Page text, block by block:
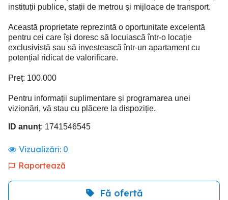
instituții publice, stații de metrou și mijloace de transport.
Această proprietate reprezintă o oportunitate excelentă
pentru cei care își doresc să locuiască într-o locație
exclusivistă sau să investească într-un apartament cu
potențial ridicat de valorificare.
Preț: 100.000
Pentru informații suplimentare și programarea unei
vizionări, vă stau cu plăcere la dispoziție.
ID anunț: 1741546545
Vizualizări: 0
Raportează
Fă ofertă